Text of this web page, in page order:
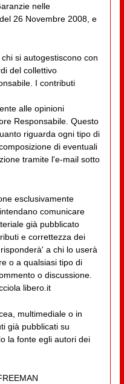
nelle
26 Novembre 2008, e
si autogestiscono con
del collettivo
I contributi
alle opinioni
Responsabile. Questo
riguarda ogni tipo di
di eventuali
tramite l'e-mail sotto
esclusivamente
comunicare
già pubblicato
e correttezza dei
a chi lo userà
o a qualsiasi tipo di
o discussione.
libero.it
multimediale o in
già pubblicati su
la fonte egli autori dei